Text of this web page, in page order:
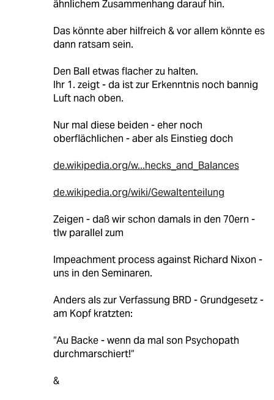
ähnlichem Zusammenhang darauf hin.
Das könnte aber hilfreich & vor allem könnte es
dann ratsam sein.
Den Ball etwas flacher zu halten.
Ihr 1. zeigt - da ist zur Erkenntnis noch bannig
Luft nach oben.
Nur mal diese beiden - eher noch
oberflächlichen - aber als Einstieg doch
de.wikipedia.org/w...hecks_and_Balances
de.wikipedia.org/wiki/Gewaltenteilung
Zeigen - daß wir schon damals in den 70ern -
tlw parallel zum
Impeachment process against Richard Nixon -
uns in den Seminaren.
Anders als zur Verfassung BRD - Grundgesetz -
am Kopf kratzten:
“Au Backe - wenn da mal son Psychopath
durchmarschiert!“
&